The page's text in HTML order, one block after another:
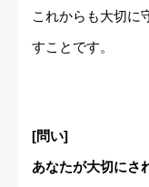
これからも大切に
すことです。
[問い]
あなたが大切にさ